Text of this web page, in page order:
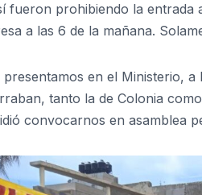
fueron prohibiendo la
a las 6 de la mañana.
presentamos en el Ministerio,
tanto la de Colonia
convocarnos en asamblea